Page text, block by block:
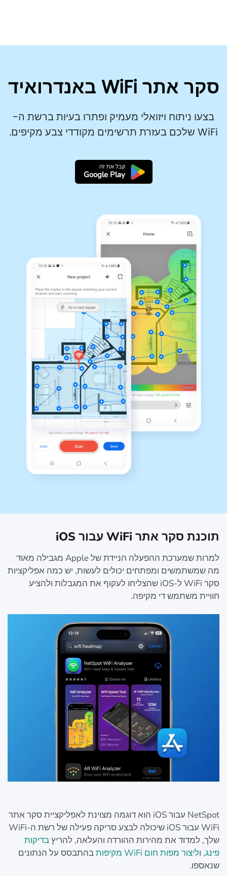
סקר אתר WiFi באנדרואיד
בצעו ניתוח ויזואלי מעמיק ופתרו בעיות ברשת ה-
WiFi שלכם בעזרת תרשימים מקודדי צבע מקיפים.
קבל את זה
Google Play
תוכנת סקר אתר WiFi עבור iOS
למרות שמערכת ההפעלה הניידת של Apple מגבילה מאוד
מה שמשתמשים ומפתחים יכולים לעשות, יש כמה אפליקציות
סקר WiFi ל-iOS שהצליחו לעקוף את המגבלות ולהציע
חוויית משתמש די מקיפה.
NetSpot עבור iOS הוא דוגמה מצוינת לאפליקציית סקר אתר
WiFi עבור iOS שיכולה לבצע סריקה פעילה של רשת ה-WiFi
שלך, למדוד את מהירות ההורדה והעלאה, להריץבדיקות
פינג, וליצור מפות חום WiFi מקיפות
בהתבסס על הנתונים
שנאספו.